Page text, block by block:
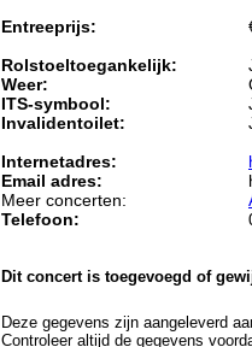
Entreeprijs:
Rolstoeltoegankelijk:
Weer:
ITS-symbool:
Invalidentoilet:
Internetadres:
Email adres:
Meer concerten:
Telefoon:
Dit concert is toegevoegd of
Deze gegevens zijn aangeleverd
Controleer altijd de gegevens